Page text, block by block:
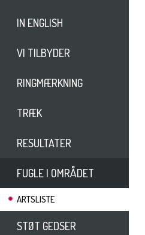
IN ENGLISH
VI TILBYDER
RINGMÆRKNING
TRÆK
RESULTATER
FUGLE I OMRÅDET
ARTSLISTE
STØT GEDSER